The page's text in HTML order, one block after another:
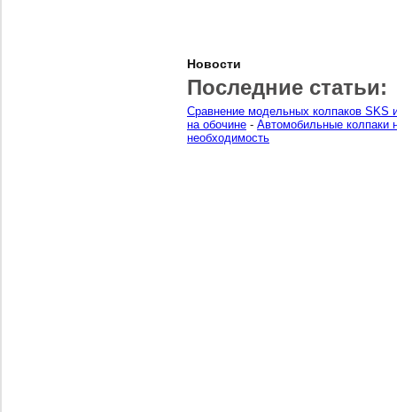
Новости
Последние статьи:
Сравнение модельных колпаков SKS
на обочине - Автомобильные колпаки
необходимость